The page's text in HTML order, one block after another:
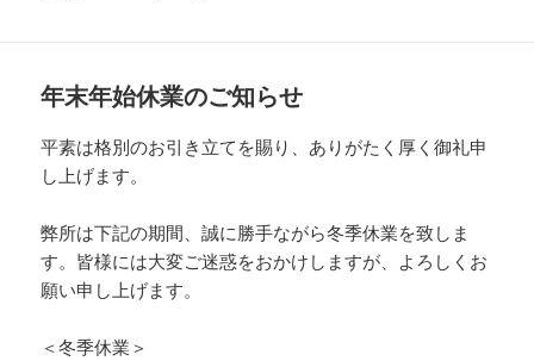
年末年始休業のご知らせ
平素は格別のお引き立てを賜り、ありがたく厚く御礼申
し上げます。
弊所は下記の期間、誠に勝手ながら冬季休業を致しま
す。皆様には大変ご迷惑をおかけしますが、よろしくお
願い申し上げます。
＜冬季休業＞